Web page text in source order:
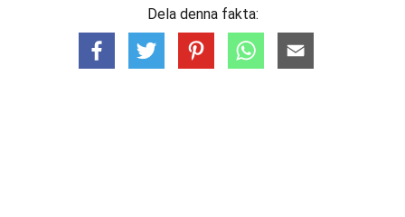
Dela denna fakta: